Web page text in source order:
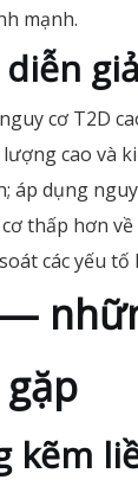
mạnh.
diễn
cơ T2D
cao và
áp dụng
thấp hơn
các yếu tố
kẽm